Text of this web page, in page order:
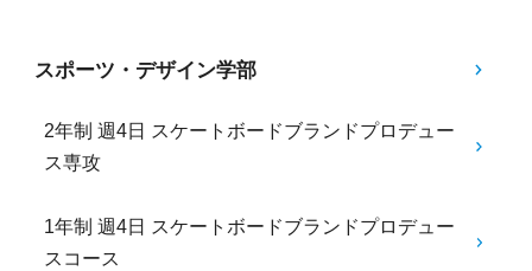
スポーツ・デザイン学部
2年制 週4日 スケートボードブランドプロデュー
ス専攻
1年制 週4日 スケートボードブランドプロデュー
スコース